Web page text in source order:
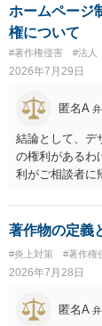
利用を目的とす
です。 また、
性がありますが
成否は、主に「
断されます。広
すが、それだ
非営利であれ
れる可能性があ
しての色彩が強
更・確認してお
界があるかと
も一つかと存じ
ホームページ
権について
#著作権侵害 #法人
2026年7月29日
匿名A
結論として、デ
の権利があるわ
利がご相談者に
身が著作権者で
短いキャッチコ
りません。た
は、その表現部
の著作権は撮影
（著作権法2条
わけではあり
著作物の定義
#炎上対策 #著作権
2026年7月28日
匿名A